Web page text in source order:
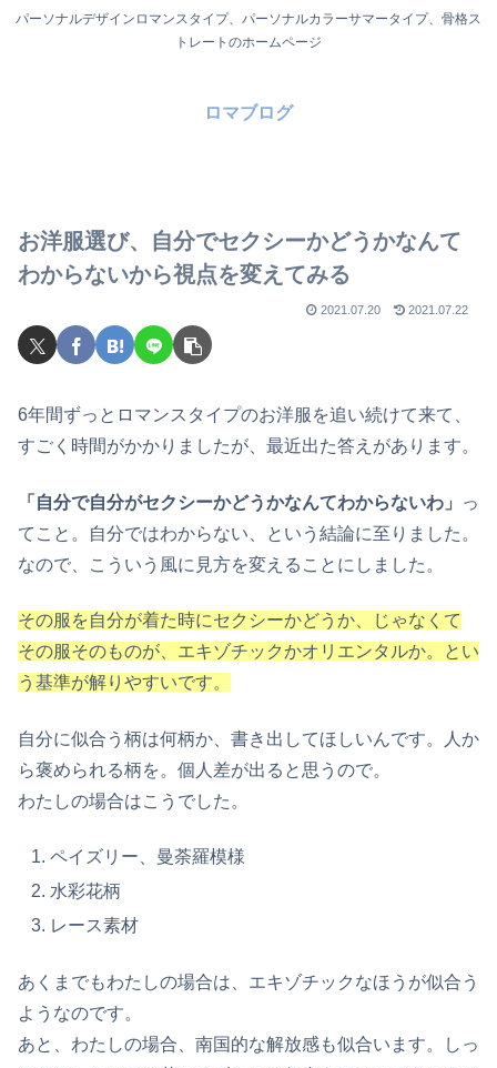
パーソナルデザインロマンスタイプ、パーソナルカラーサマータイプ、骨格ス
トレートのホームページ
ロマブログ
お洋服選び、自分でセクシーかどうかなんて
わからないから視点を変えてみる
2021.07.20 2021.07.22
6年間ずっとロマンスタイプのお洋服を追い続けて来て、
すごく時間がかかりましたが、最近出た答えがあります。
「自分で自分がセクシーかどうかなんてわからないわ」
っ
てこと。自分ではわからない、という結論に至りました。
なので、こういう風に見方を変えることにしました。
その服を自分が着た時にセクシーかどうか、じゃなくて
その服そのものが、エキゾチックかオリエンタルか。とい
う基準が解りやすいです。
自分に似合う柄は何柄か、書き出してほしいんです。人か
ら褒められる柄を。個人差が出ると思うので。
わたしの場合はこうでした。
ペイズリー、曼荼羅模様
水彩花柄
レース素材
あくまでもわたしの場合は、エキゾチックなほうが似合う
ようなのです。
あと、わたしの場合、南国的な解放感も似合います。しっ